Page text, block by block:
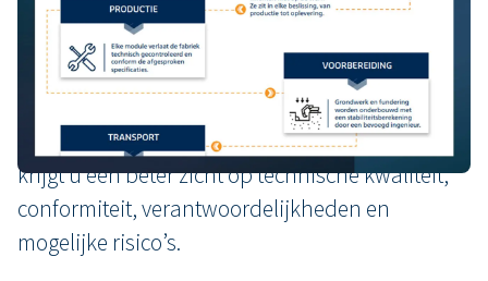
Bekijk de volledige checklist
Wilt u offertes voor modulaire gebouwen
grondig en correct vergelijken? Gebruik dan de
volledige checklist met vragen per categorie. Zo
krijgt u een beter zicht op technische kwaliteit,
conformiteit, verantwoordelijkheden en
mogelijke risico’s.